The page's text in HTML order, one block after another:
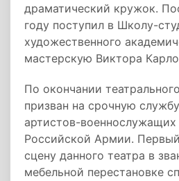
драматический кружок.
году поступил в Школу-
художественного
мастерскую Виктора
По окончании
призван на срочную
артистов-военнослужащих
Российской Армии.
сцену данного театра в
мебельной перестановке